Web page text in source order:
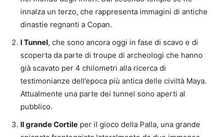
innalza un terzo, che rappresenta immagini di antiche
dinastie regnanti a Copan.
I Tunnel, che sono ancora oggi in fase di scavo e di
scoperta da parte di troupe di archeologi che hanno
già scavato per 4 chilometri alla ricerca di
testimonianze dell’epoca più antica delle civiltà Maya.
Attualmente una parte dei tunnel sono aperti al
pubblico.
Il grande Cortile per il gioco della Palla, una grande